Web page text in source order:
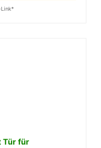
Tür für